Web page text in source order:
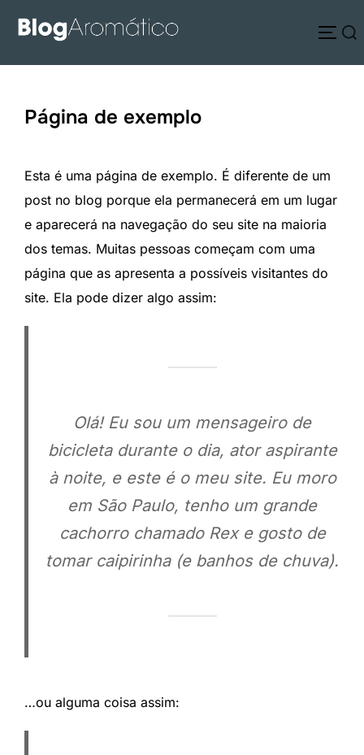
para
Pesquisar
Página de exemplo
Esta é uma página de exemplo. É diferente de um
post no blog porque ela permanecerá em um lugar
e aparecerá na navegação do seu site na maioria
dos temas. Muitas pessoas começam com uma
página que as apresenta a possíveis visitantes do
site. Ela pode dizer algo assim:
Olá! Eu sou um mensageiro de
bicicleta durante o dia, ator aspirante
à noite, e este é o meu site. Eu moro
em São Paulo, tenho um grande
cachorro chamado Rex e gosto de
tomar caipirinha (e banhos de chuva).
…ou alguma coisa assim: